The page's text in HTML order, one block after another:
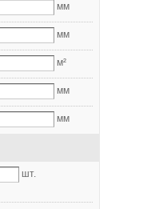
мм
мм
м²
мм
мм
шт.